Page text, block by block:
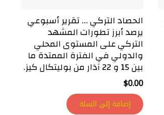
الحصاد التركي … تقرير أسبوعي
يرصد أبرز تطورات المشهد
التركي على المستوى المحلي
والدولي في الفترة الممتدة ما
بين 15 و 22 آذار من بوليتكال كيز.
$0.00
إضافة إلى السلة